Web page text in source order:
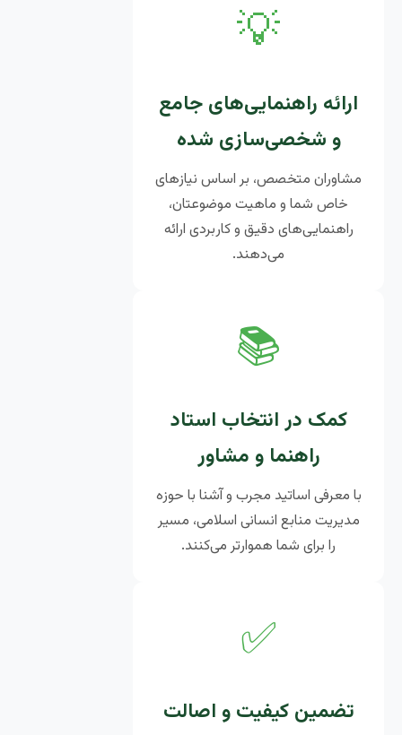
💡
ارائه راهنمایی‌های جامع
و شخصی‌سازی شده
مشاوران متخصص، بر اساس نیازهای
خاص شما و ماهیت موضوعتان،
راهنمایی‌های دقیق و کاربردی ارائه
می‌دهند.
📚
کمک در انتخاب استاد
راهنما و مشاور
با معرفی اساتید مجرب و آشنا با حوزه
مدیریت منابع انسانی اسلامی، مسیر
را برای شما هموارتر می‌کنند.
✅
تضمین کیفیت و اصالت